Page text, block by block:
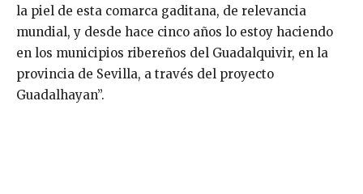
la piel de esta comarca gaditana, de relevancia
mundial, y desde hace cinco años lo estoy haciendo
en los municipios ribereños del Guadalquivir, en la
provincia de Sevilla, a través del proyecto
Guadalhayan”.